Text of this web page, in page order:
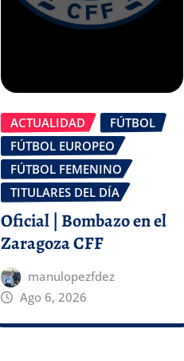
ACTUALIDAD
FÚTBOL
FÚTBOL EUROPEO
FÚTBOL FEMENINO
TITULARES DEL DÍA
Oficial | Bombazo en el
Zaragoza CFF
manulopezfdez
Ago 6, 2026